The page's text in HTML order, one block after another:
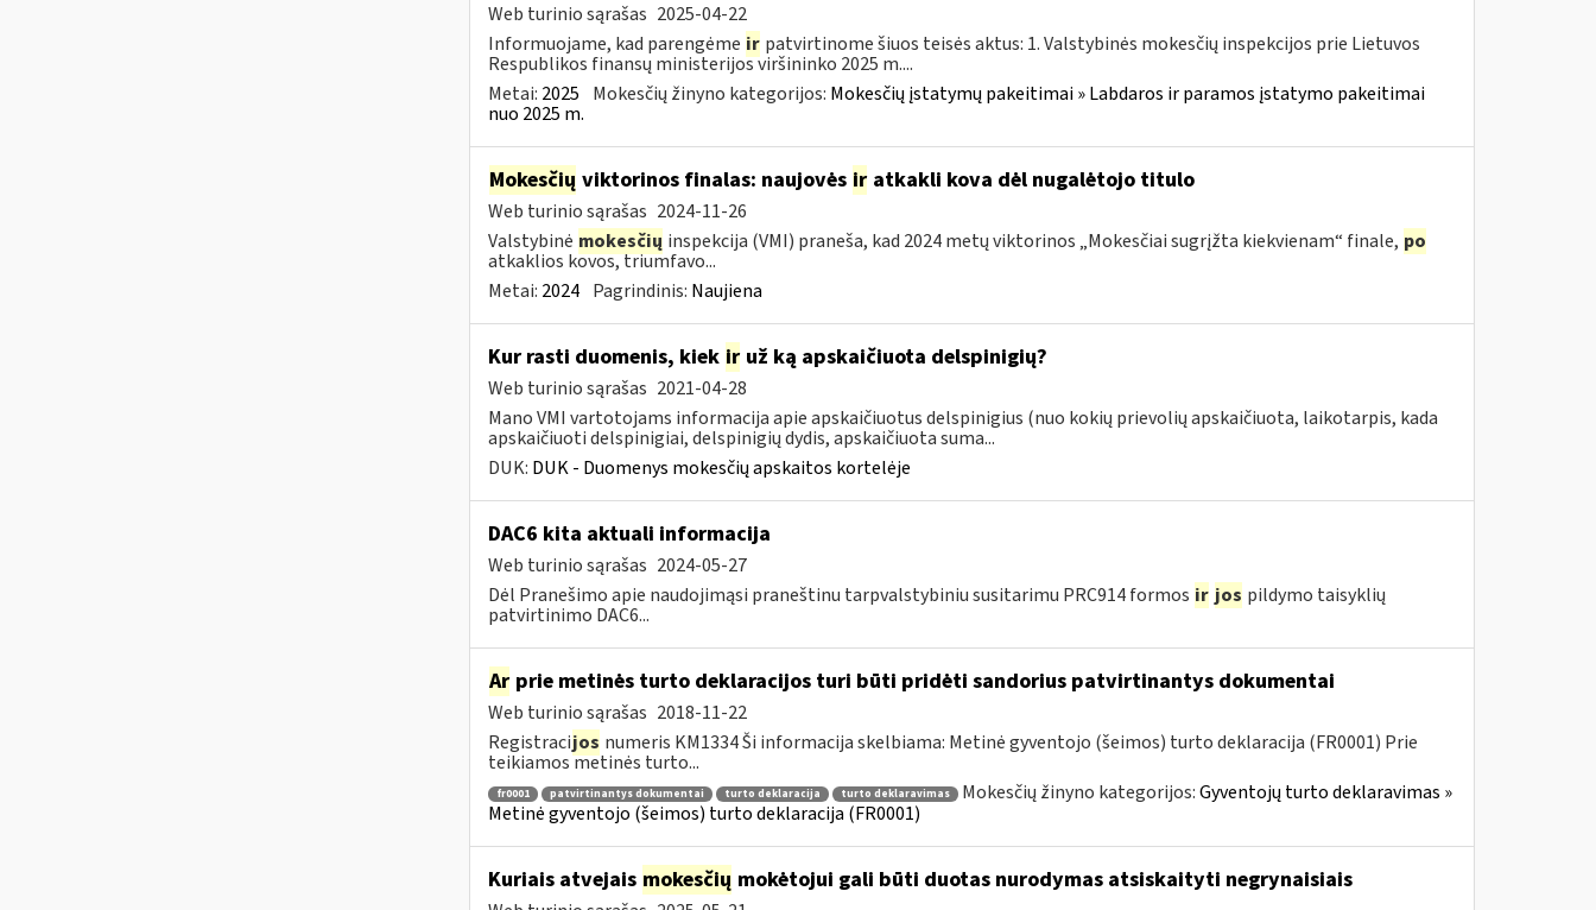
Web turinio sąrašas 2025-04-22
Informuojame, kad parengėme ir patvirtinome šiuos teisės aktus: 1. Valstybinės mokesčių inspekcijos prie Lietuvos
Respublikos finansų ministerijos viršininko 2025 m....
Metai: 2025 Mokesčių žinyno kategorijos: Mokesčių įstatymų pakeitimai » Labdaros ir paramos įstatymo pakeitimai
nuo 2025 m.
Mokesčių viktorinos finalas: naujovės iratkakli kova dėl nugalėtojo titulo
Web turinio sąrašas 2024-11-26
Valstybinė mokesčių inspekcija (VMI) praneša, kad 2024 metų viktorinos „Mokesčiai sugrįžta kiekvienam“ finale, po
atkaklios kovos, triumfavo...
Metai: 2024 Pagrindinis: Naujiena
Kur rasti duomenis, kiek iruž ką apskaičiuota delspinigių?
Web turinio sąrašas 2021-04-28
Mano VMI vartotojams informacija apie apskaičiuotus delspinigius (nuo kokių prievolių apskaičiuota, laikotarpis, kada
apskaičiuoti delspinigiai, delspinigių dydis, apskaičiuota suma...
DUK: DUK - Duomenys mokesčių apskaitos kortelėje
DAC6 kita aktuali informacija
Web turinio sąrašas 2024-05-27
Dėl Pranešimo apie naudojimąsi praneštinu tarpvalstybiniu susitarimu PRC914 formos ir jos pildymo taisyklių
patvirtinimo DAC6...
Arprie metinės turto deklaracijos turi būti pridėti sandorius patvirtinantys dokumentai
Web turinio sąrašas 2018-11-22
Registracijos numeris KM1334 Ši informacija skelbiama: Metinė gyventojo (šeimos) turto deklaracija (FR0001) Prie
teikiamos metinės turto...
fr0001 patvirtinantys dokumentai turto deklaracija turto deklaravimas Mokesčių žinyno kategorijos:Gyventojų turto deklaravimas »
Metinė gyventojo (šeimos) turto deklaracija (FR0001)
Kuriais atvejais mokesčių mokėtojui gali būti duotas nurodymas atsiskaityti negrynaisiais